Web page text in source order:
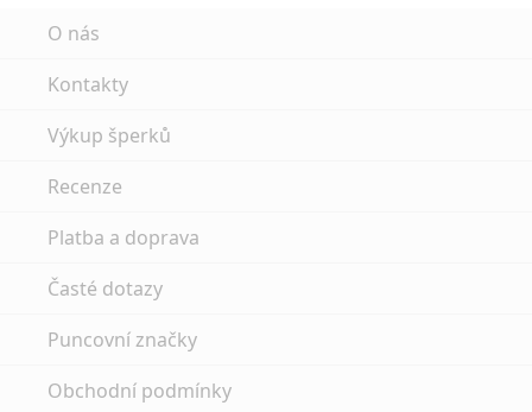
O nás
Kontakty
Výkup šperků
Recenze
Platba a doprava
Časté dotazy
Puncovní značky
Obchodní podmínky